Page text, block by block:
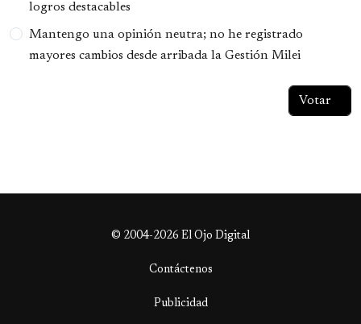
logros destacables
Mantengo una opinión neutra; no he registrado
mayores cambios desde arribada la Gestión Milei
© 2004-2026 El Ojo Digital
Contáctenos
Publicidad